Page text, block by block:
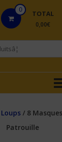
0 TOTAL
0,00€
/ 8
Patrouille